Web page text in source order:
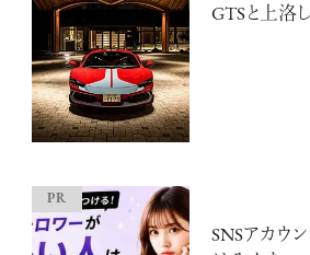
GTSと上洛
SNSアカウ